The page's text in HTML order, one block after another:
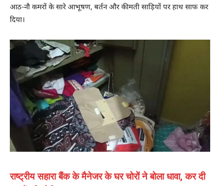
आठ-नौ कमरों के सारे आभूषण, बर्तन और कीमती साड़ियों पर हाथ साफ कर
दिया।
राष्ट्रीय सहारा बैंक के मैनेजर के घर चोरों ने बोला धावा, कर दी